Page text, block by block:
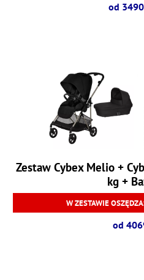
od
Zestaw Cybex Melio +
kg +
W ZESTAWIE
od